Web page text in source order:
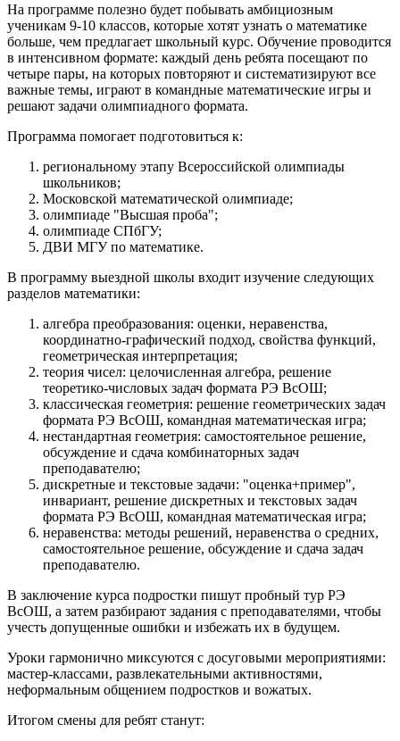
На программе полезно будет побывать амбициозным
ученикам 9-10 классов, которые хотят узнать о математике
больше, чем предлагает школьный курс. Обучение проводится
в интенсивном формате: каждый день ребята посещают по
четыре пары, на которых повторяют и систематизируют все
важные темы, играют в командные математические игры и
решают задачи олимпиадного формата.
Программа помогает подготовиться к:
региональному этапу Всероссийской олимпиады
школьников;
Московской математической олимпиаде;
олимпиаде "Высшая проба";
олимпиаде СПбГУ;
ДВИ МГУ по математике.
В программу выездной школы входит изучение следующих
разделов математики:
алгебра преобразования: оценки, неравенства,
координатно-графический подход, свойства функций,
геометрическая интерпретация;
теория чисел: целочисленная алгебра, решение
теоретико-числовых задач формата РЭ ВсОШ;
классическая геометрия: решение геометрических задач
формата РЭ ВсОШ, командная математическая игра;
нестандартная геометрия: самостоятельное решение,
обсуждение и сдача комбинаторных задач
преподавателю;
дискретные и текстовые задачи: "оценка+пример",
инвариант, решение дискретных и текстовых задач
формата РЭ ВсОШ, командная математическая игра;
неравенства: методы решений, неравенства о средних,
самостоятельное решение, обсуждение и сдача задач
преподавателю.
В заключение курса подростки пишут пробный тур РЭ
ВсОШ, а затем разбирают задания с преподавателями, чтобы
учесть допущенные ошибки и избежать их в будущем.
Уроки гармонично миксуются с досуговыми мероприятиями:
мастер-классами, развлекательными активностями,
неформальным общением подростков и вожатых.
Итогом смены для ребят станут: